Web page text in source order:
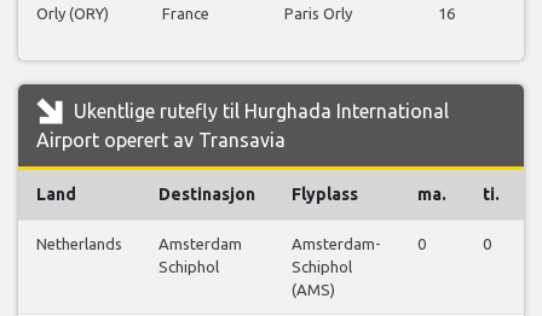
Orly (ORY) France Paris Orly
16
Ukentlige rutefly til Hurghada International
Airport operert av Transavia
Land Destinasjon Flyplass ma. ti.
Netherlands
Amsterdam
Schiphol
Amsterdam-
Schiphol
(AMS)
0 0